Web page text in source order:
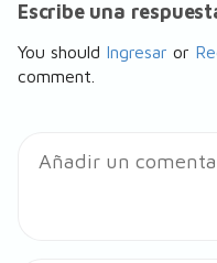
Escribe una
You should Ingresar or
comment.